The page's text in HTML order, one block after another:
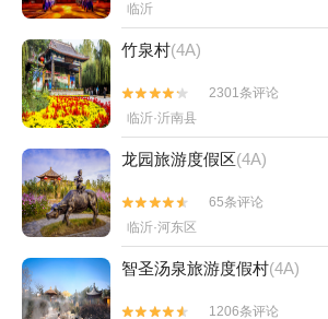
临沂
竹泉村(4A)


2301条评论
临沂·沂南县
龙园旅游度假区(4A)


65条评论
临沂·河东区
智圣汤泉旅游度假村(4A)

 1206条评论